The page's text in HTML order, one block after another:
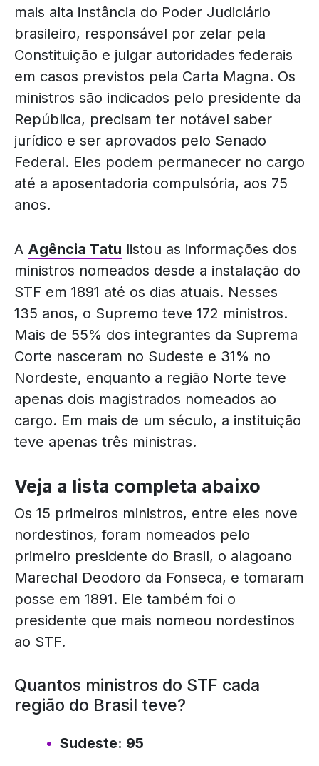
mais alta instância do Poder Judiciário
brasileiro, responsável por zelar pela
Constituição e julgar autoridades federais
em casos previstos pela Carta Magna. Os
ministros são indicados pelo presidente da
República, precisam ter notável saber
jurídico e ser aprovados pelo Senado
Federal. Eles podem permanecer no cargo
até a aposentadoria compulsória, aos 75
anos.
A Agência Tatu listou as informações dos
ministros nomeados desde a instalação do
STF em 1891 até os dias atuais. Nesses
135 anos, o Supremo teve 172 ministros.
Mais de 55% dos integrantes da Suprema
Corte nasceram no Sudeste e 31% no
Nordeste, enquanto a região Norte teve
apenas dois magistrados nomeados ao
cargo. Em mais de um século, a instituição
teve apenas três ministras.
Veja a lista completa abaixo
Os 15 primeiros ministros, entre eles nove
nordestinos, foram nomeados pelo
primeiro presidente do Brasil, o alagoano
Marechal Deodoro da Fonseca, e tomaram
posse em 1891. Ele também foi o
presidente que mais nomeou nordestinos
ao STF.
Quantos ministros do STF cada
região do Brasil teve?
Sudeste: 95